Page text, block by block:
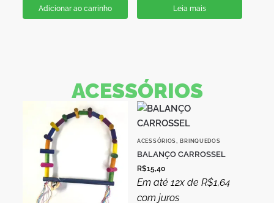
Adicionar ao carrinho Leia mais
ACESSÓRIOS
ACESSÓRIOS ,BRINQUEDOS
BALANÇO CARROSSEL
R$15,40
Em até 12x de R$1,64
com juros